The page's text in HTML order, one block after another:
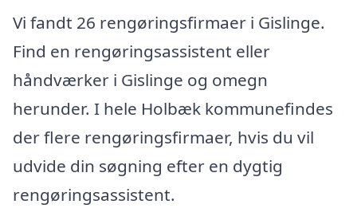
Vi fandt 26 rengøringsfirmaer i Gislinge.
Find en rengøringsassistent eller
håndværker i Gislinge og omegn
herunder. I hele Holbæk kommunefindes
der flere rengøringsfirmaer, hvis du vil
udvide din søgning efter en dygtig
rengøringsassistent.